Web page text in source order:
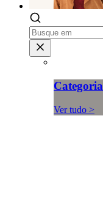
Categoria
Ver tudo >